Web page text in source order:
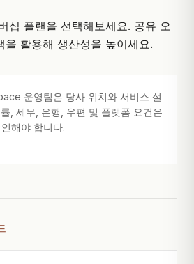
십 플랜을 선택해보세요. 공유 오
을 활용해 생산성을 높이세요.
운영팀은 당사 위치와 서비스 설
, 세무, 은행, 우편 및 플랫폼 요건은
해야 합니다.